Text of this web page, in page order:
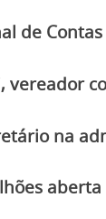
de
vereador
na